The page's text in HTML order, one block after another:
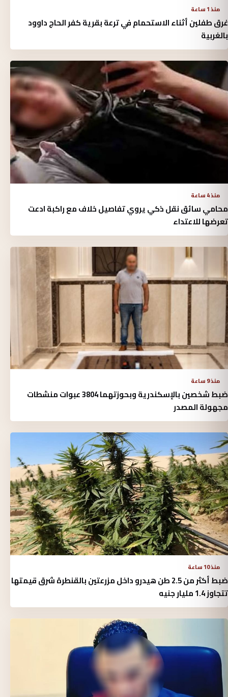
منذ 1 ساعة
غرق طفلين أثناء الاستحمام في ترعة بقرية كفر الحاج داوود
بالغربية
منذ 4 ساعة
محامي سائق نقل ذكي يروي تفاصيل خلاف مع راكبة ادعت
تعرضها للاعتداء
منذ 9 ساعة
ضبط شخصين بالإسكندرية وبحوزتهما 3804 عبوات منشطات
مجهولة المصدر
منذ 10 ساعة
ضبط أكثر من 2.5 طن هيدرو داخل مزرعتين بالقنطرة شرق قيمتها
تتجاوز 1.4 مليار جنيه